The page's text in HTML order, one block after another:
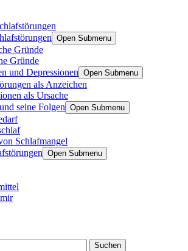
Open Submenu
Gründe
Gründe
und Depressionen
Open Submenu
als Anzeichen
als Ursache
seine Folgen Open Submenu
Schlafmangel
Open Submenu